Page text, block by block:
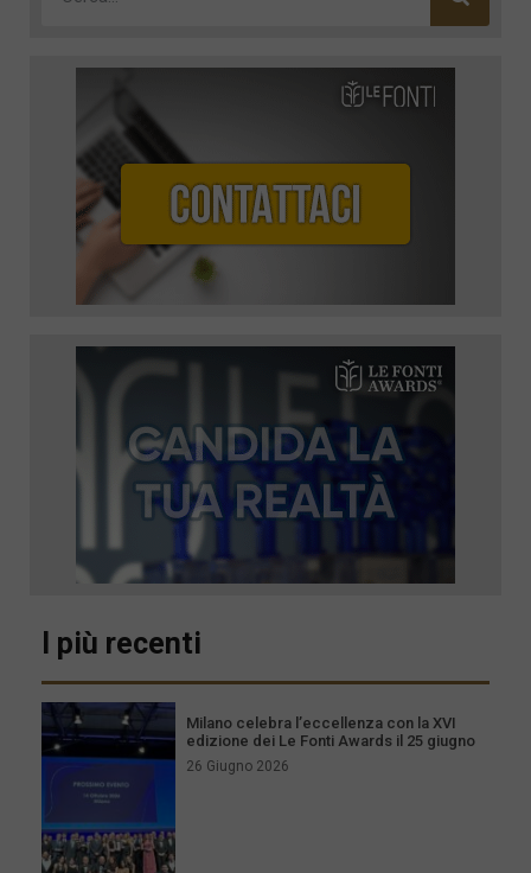
I più recenti
Milano celebra l’eccellenza con la XVI
edizione dei Le Fonti Awards il 25 giugno
26 Giugno 2026